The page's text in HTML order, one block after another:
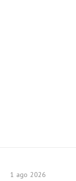
1 ago 2026